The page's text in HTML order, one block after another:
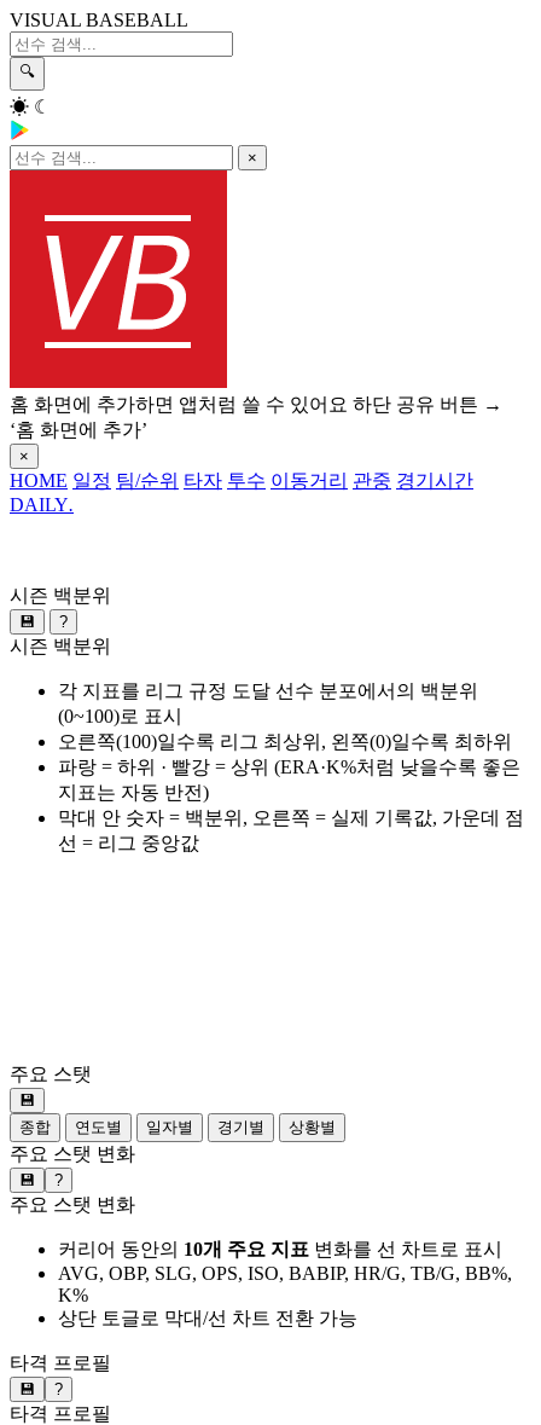
VISUAL BASEBALL
🔍
☀ ☾
×
홈 화면에 추가하면 앱처럼 쓸 수 있어요 하단 공유 버튼 →
‘홈 화면에 추가’
×
HOME 일정 팀/순위 타자 투수 이동거리 관중 경기시간
DAILY.
시즌 백분위
💾 ?
시즌 백분위
각 지표를 리그 규정 도달 선수 분포에서의 백분위
(0~100)로 표시
오른쪽(100)일수록 리그 최상위, 왼쪽(0)일수록 최하위
파랑 = 하위 · 빨강 = 상위 (ERA·K%처럼 낮을수록 좋은
지표는 자동 반전)
막대 안 숫자 = 백분위, 오른쪽 = 실제 기록값, 가운데 점
선 = 리그 중앙값
주요 스탯
💾
종합
연도별 일자별 경기별 상황별
주요 스탯 변화
💾 ?
주요 스탯 변화
커리어 동안의 10개 주요 지표 변화를 선 차트로 표시
AVG, OBP, SLG, OPS, ISO, BABIP, HR/G, TB/G, BB%,
K%
상단 토글로 막대/선 차트 전환 가능
타격 프로필
💾 ?
타격 프로필